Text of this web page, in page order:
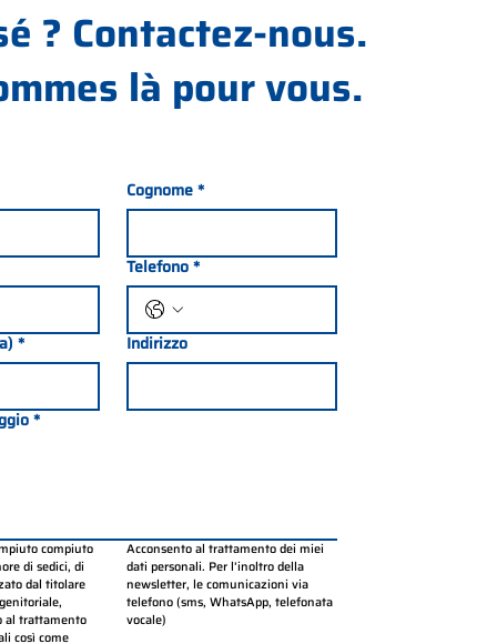
? Contactez-nous.
là pour vous.
Cognome *
Telefono *
* Indirizzo
*
compiuto
di sedici, di
dal titolare
al trattamento
così come
Acconsento al trattamento dei miei
dati personali. Per l’inoltro della
newsletter, le comunicazioni via
telefono (sms, WhatsApp, telefonata
vocale)